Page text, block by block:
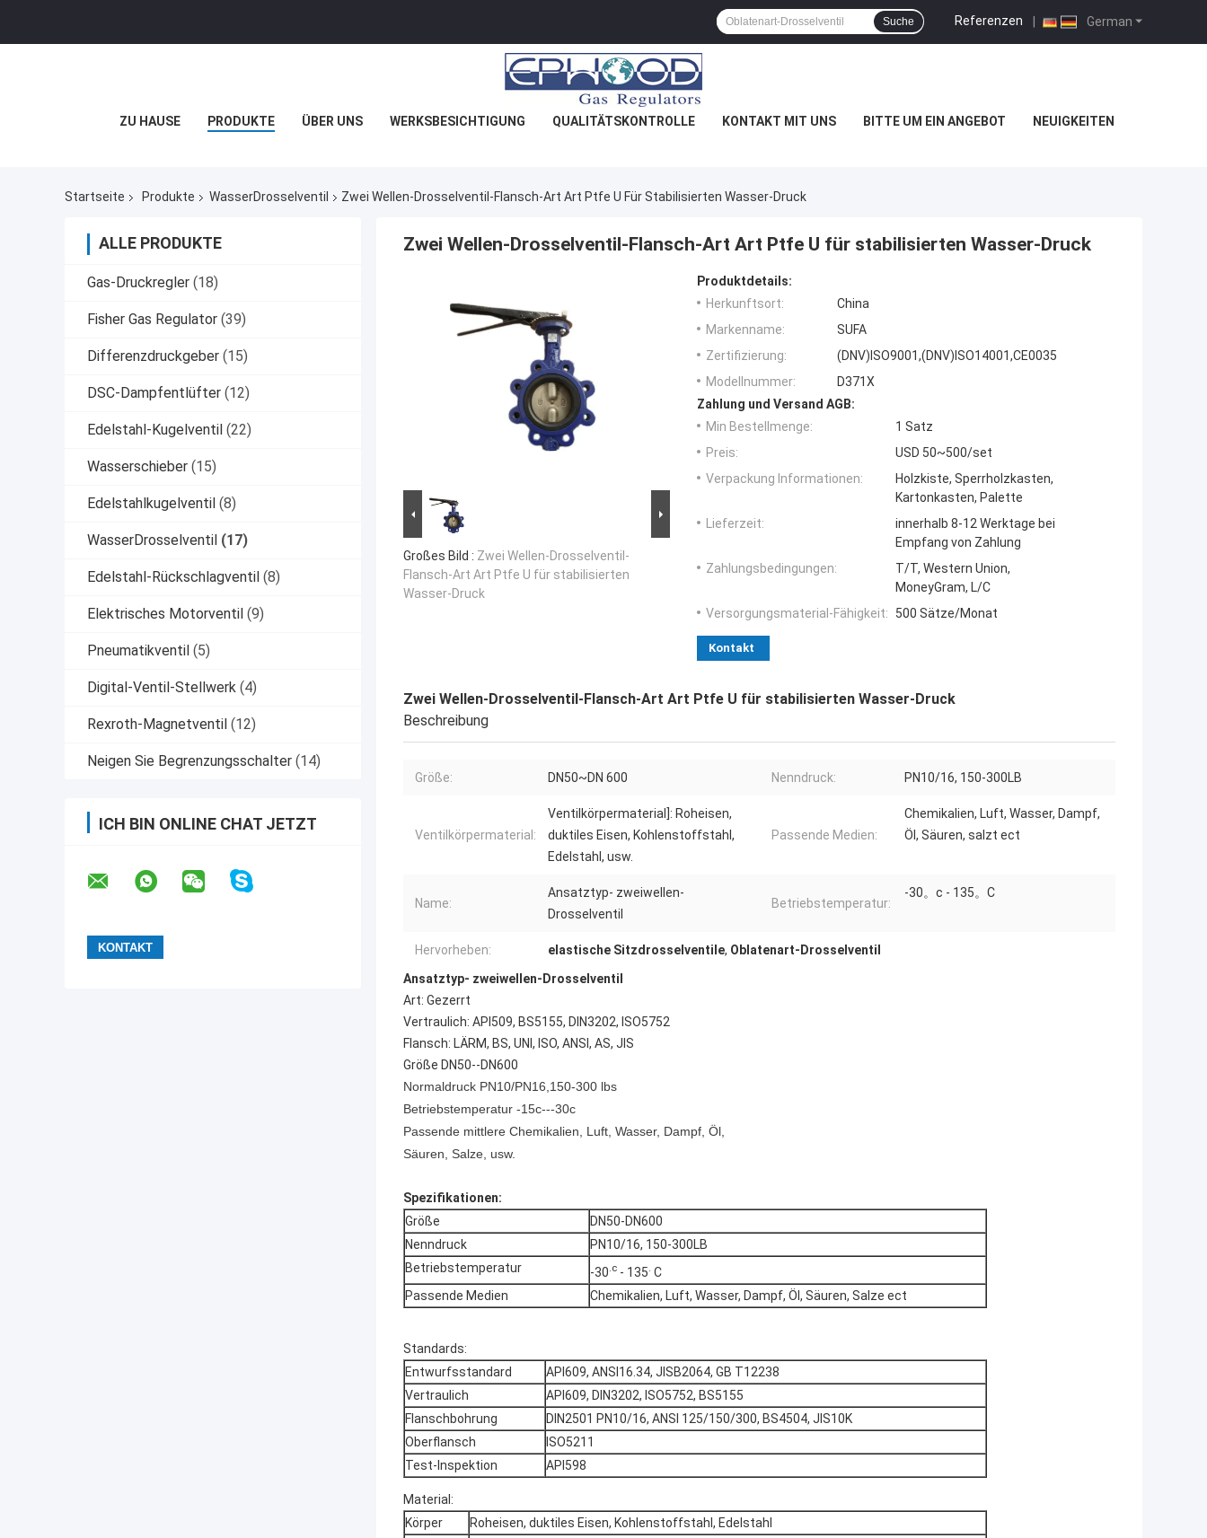
German
Referenzen |
Suche
ZU HAUSE PRODUKTE ÜBER UNS WERKSBESICHTIGUNG QUALITÄTSKONTROLLE KONTAKT MIT UNS BITTE UM EIN ANGEBOT NEUIGKEITEN
Startseite Produkte WasserDrosselventil Zwei Wellen-Drosselventil-Flansch-Art Art Ptfe U Für Stabilisierten Wasser-Druck
ALLE PRODUKTE
Gas-Druckregler (18)
Fisher Gas Regulator (39)
Differenzdruckgeber (15)
DSC-Dampfentlüfter (12)
Edelstahl-Kugelventil (22)
Wasserschieber (15)
Edelstahlkugelventil (8)
WasserDrosselventil (17)
Edelstahl-Rückschlagventil (8)
Elektrisches Motorventil (9)
Pneumatikventil (5)
Digital-Ventil-Stellwerk (4)
Rexroth-Magnetventil (12)
Neigen Sie Begrenzungsschalter (14)
ICH BIN ONLINE CHAT JETZT
Zwei Wellen-Drosselventil-Flansch-Art Art Ptfe U für stabilisierten Wasser-Druck
Großes Bild : Zwei Wellen-Drosselventil-
Flansch-Art Art Ptfe U für stabilisierten
Wasser-Druck
Produktdetails:
Herkunftsort:
China
Markenname:
SUFA
Zertifizierung:
(DNV)ISO9001,(DNV)ISO14001,CE0035
Modellnummer:
D371X
Zahlung und Versand AGB:
Min Bestellmenge:
1 Satz
Preis:
USD 50~500/set
Verpackung Informationen:
Holzkiste, Sperrholzkasten,
Kartonkasten, Palette
Lieferzeit:
innerhalb 8-12 Werktage bei
Empfang von Zahlung
Zahlungsbedingungen:
T/T, Western Union,
MoneyGram, L/C
Versorgungsmaterial-Fähigkeit:
500 Sätze/Monat
Kontakt
Zwei Wellen-Drosselventil-Flansch-Art Art Ptfe U für stabilisierten Wasser-Druck
Beschreibung
Größe: DN50~DN 600 Nenndruck: PN10/16, 150-300LB
Ventilkörpermaterial:
Ventilkörpermaterial]: Roheisen,
duktiles Eisen, Kohlenstoffstahl,
Edelstahl, usw.
Passende Medien:
Chemikalien, Luft, Wasser, Dampf,
Öl, Säuren, salzt ect
Name:
Ansatztyp- zweiwellen-
Drosselventil
Betriebstemperatur:
-30。c - 135。C
Hervorheben: elastische Sitzdrosselventile, Oblatenart-Drosselventil
Ansatztyp- zweiwellen-Drosselventil
Art: Gezerrt
Vertraulich: API509, BS5155, DIN3202, ISO5752
Flansch: LÄRM, BS, UNI, ISO, ANSI, AS, JIS
Größe DN50--DN600
Normaldruck PN10/PN16,150-300 lbs
Betriebstemperatur -15c---30c
Passende mittlere Chemikalien, Luft, Wasser, Dampf, Öl,
Säuren, Salze, usw.
Spezifikationen:
Größe
DN50-DN600
Nenndruck
PN10/16, 150-300LB
Betriebstemperatur
-30.c - 135. C
Passende Medien
Chemikalien, Luft, Wasser, Dampf, Öl, Säuren, Salze ect
Standards:
Entwurfsstandard
API609, ANSI16.34, JISB2064, GB T12238
Vertraulich
API609, DIN3202, ISO5752, BS5155
Flanschbohrung
DIN2501 PN10/16, ANSI 125/150/300, BS4504, JIS10K
Oberflansch
ISO5211
Test-Inspektion
API598
Material:
Körper
Roheisen, duktiles Eisen, Kohlenstoffstahl, Edelstahl